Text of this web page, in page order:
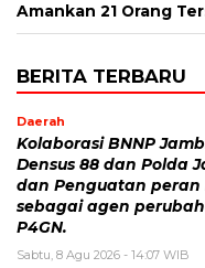
Amankan 21 Orang
BERITA TERBARU
Daerah
Kolaborasi BNNP
Densus 88 dan Polda
dan Penguatan
sebagai agen
P4GN.
Sabtu, 8 Agu 2026 - 14:07 WIB